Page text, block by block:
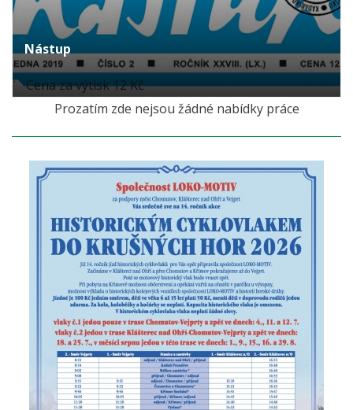
Nástup
Cena za výtisk 12 Kč
Prozatím zde nejsou žádné nabídky práce